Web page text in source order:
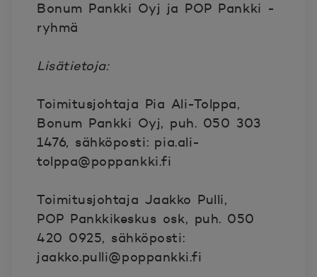
Bonum Pankki Oyj ja POP Pankki -
ryhmä
Lisätietoja:
Toimitusjohtaja Pia Ali-Tolppa,
Bonum Pankki Oyj, puh. 050 303
1476, sähköposti: pia.ali-
tolppa@poppankki.fi
Toimitusjohtaja Jaakko Pulli,
POP Pankkikeskus osk, puh. 050
420 0925, sähköposti:
jaakko.pulli@poppankki.fi